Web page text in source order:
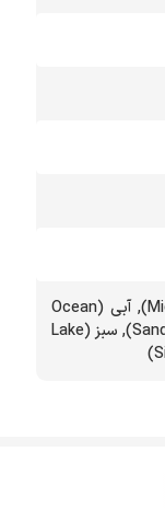
مشکی (Midnight Black), آبی (Ocean
Blue), طلایی (Sandy Gold), سبز (Lake